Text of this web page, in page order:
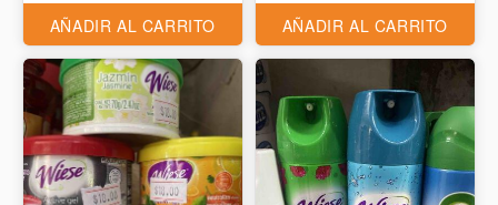
AÑADIR AL CARRITO AÑADIR AL CARRITO